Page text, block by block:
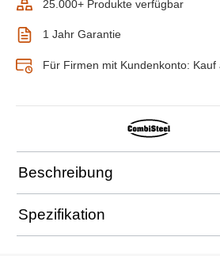
25.000+ Produkte verfügbar
1 Jahr Garantie
Für Firmen mit Kundenkonto: Kauf
Beschreibung
Spezifikation